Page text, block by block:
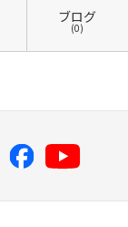
ブログ
(0)